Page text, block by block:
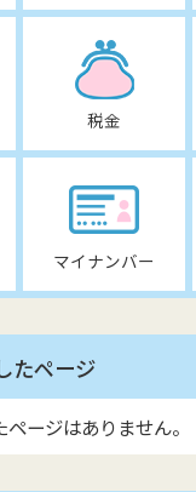
税金
マイナンバー
たページ
ージはありません。